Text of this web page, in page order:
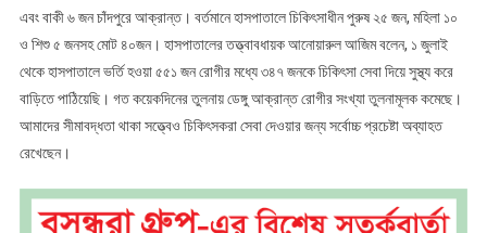
এবং বাকী ৬ জন চাঁদপুরে আক্রান্ত। বর্তমানে হাসপাতালে চিকিৎসাধীন পুরুষ ২৫ জন, মহিলা ১০
ও শিশু ৫ জনসহ মোট ৪০জন। হাসপাতালের তত্ত্বাবধায়ক আনোয়ারুল আজিম বলেন, ১ জুলাই
থেকে হাসপাতালে ভর্তি হওয়া ৫৫১ জন রোগীর মধ্যে ৩৪৭ জনকে চিকিৎসা সেবা দিয়ে সুস্থ্য করে
বাড়িতে পাঠিয়েছি। গত কয়েকদিনের তুলনায় ডেঙ্গু আক্রান্ত রোগীর সংখ্যা তুলনামূলক কমেছে।
আমাদের সীমাবদ্ধতা থাকা সত্ত্বেও চিকিৎসকরা সেবা দেওয়ার জন্য সর্বোচ্চ প্রচেষ্টা অব্যাহত
রেখেছেন।